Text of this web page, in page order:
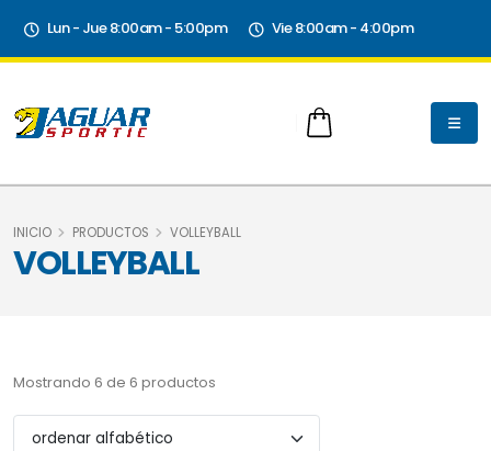
Lun - Jue 8:00am - 5:00pm Vie 8:00am - 4:00pm
VOLLEYBALL
INICIO PRODUCTOS VOLLEYBALL
Mostrando 6 de 6 productos